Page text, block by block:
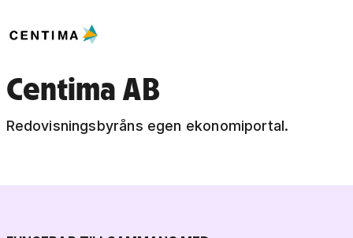
Centima AB
Redovisningsbyråns egen ekonomiportal.